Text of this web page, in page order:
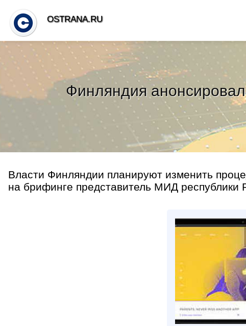
Финляндия
Власти Финляндии планируют изменить
на брифинге представитель МИД республики
OSTRANA.RU